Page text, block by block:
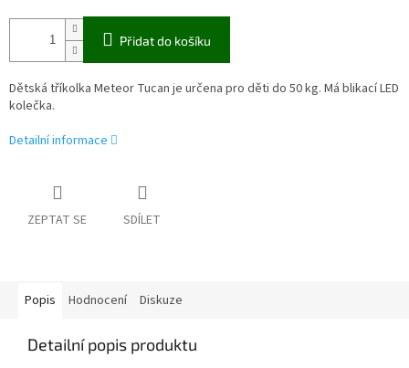
Přidat do košíku
Dětská tříkolka Meteor Tucan je určena pro děti do 50 kg. Má blikací LED
kolečka.
Detailní informace
ZEPTAT SE SDÍLET
Popis Hodnocení Diskuze
Detailní popis produktu